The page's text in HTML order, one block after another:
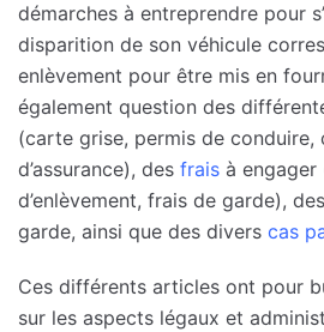
démarches à entreprendre pour
disparition de son véhicule
enlèvement pour être mis en
également question des
(carte grise, permis de
d’assurance), des frais à engager
d’enlèvement, frais de garde), des
garde, ainsi que des divers cas
Ces différents articles ont pour
sur les aspects légaux et